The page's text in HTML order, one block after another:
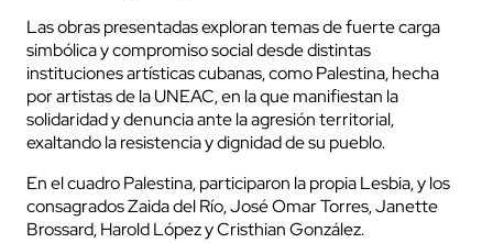
Las obras presentadas exploran temas de fuerte carga
simbólica y compromiso social desde distintas
instituciones artísticas cubanas, como Palestina, hecha
por artistas de la UNEAC, en la que manifiestan la
solidaridad y denuncia ante la agresión territorial,
exaltando la resistencia y dignidad de su pueblo.
En el cuadro Palestina, participaron la propia Lesbia, y los
consagrados Zaida del Río, José Omar Torres, Janette
Brossard, Harold López y Cristhian González.